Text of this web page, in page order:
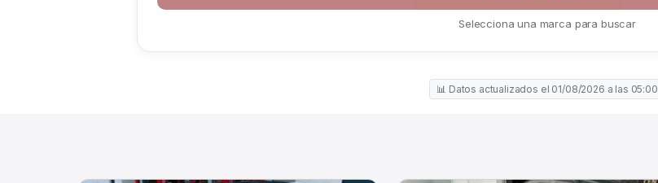
Selecciona una marca para buscar
📊 Datos actualizados el 01/08/2026 a las 05:00